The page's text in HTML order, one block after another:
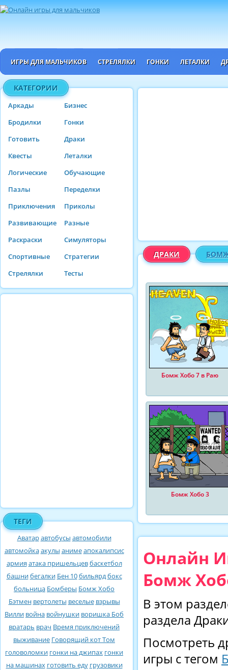
ИГРЫ ДЛЯ МАЛЬЧИКОВ СТРЕЛЯЛКИ ГОНКИ ЛЕТАЛКИ
КАТЕГОРИИ
Аркады
Бизнес
Бродилки
Гонки
Готовить
Драки
Квесты
Леталки
Логические
Обучающие
Пазлы
Переделки
Приключения
Приколы
Развивающие
Разные
Раскраски
Симуляторы
Спортивные
Стратегии
Стрелялки
Тесты
ТЕГИ
Аватаравтобусы автомобили
автомойкаакулы анимеапокалипсис
армия атака пришельцевбаскетбол
башнибегалки Бен 10бильярдбокс
больница Бомберы Бомж Хобо
Бэтмен вертолеты веселые взрывы
Вилли война войнушки воришка Боб
вратарь врач Время приключений
выживание Говорящий кот Том
головоломки гонки на джипах гонки
на машинах готовить еду грузовики
ДРАКИ
Бомж Хобо 7 в Раю
Бомж Хобо 3
Онлайн
Бомж
В этом
раздела
Посмотреть
игры с тегом